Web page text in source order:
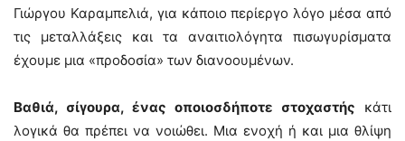
Γιώργου Καραμπελιά, για κάποιο περίεργο λόγο μέσα από
τις μεταλλάξεις και τα αναιτιολόγητα πισωγυρίσματα
έχουμε μια «προδοσία» των διανοουμένων.
Βαθιά, σίγουρα, ένας οποιοσδήποτε στοχαστής κάτι
λογικά θα πρέπει να νοιώθει. Μια ενοχή ή και μια θλίψη